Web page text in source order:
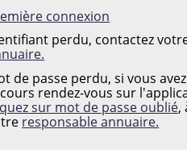
MOT DE PASSE
connexion
perdu, contactez
de passe perdu, si vous
rendez-vous sur
sur mot de passe oublié,
responsable annuaire.